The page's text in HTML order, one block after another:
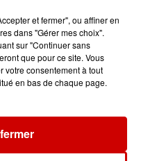
: inscrivez-
et fermer", ou affiner en
dans "Gérer mes choix".
sur "Continuer sans
que pour ce site. Vous
votre consentement à tout
en bas de chaque page.